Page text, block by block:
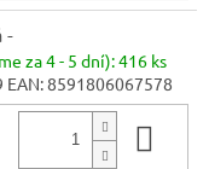
-
za 4 - 5 dní):416 ks
EAN:8591806067578